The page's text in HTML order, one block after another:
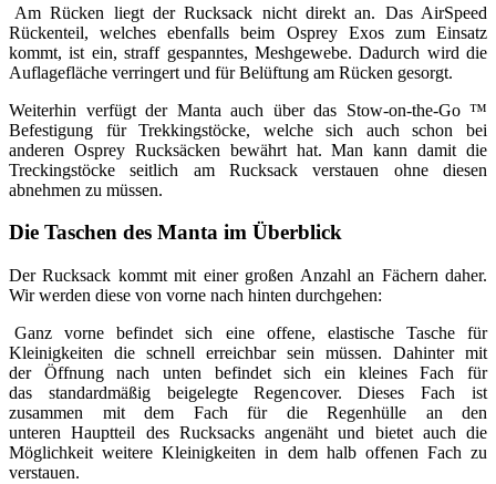
Am Rücken liegt der Rucksack nicht direkt an. Das AirSpeed
Rückenteil, welches ebenfalls beim Osprey Exos zum Einsatz
kommt, ist ein, straff gespanntes, Meshgewebe. Dadurch wird die
Auflagefläche verringert und für Belüftung am Rücken gesorgt.
Weiterhin verfügt der Manta auch über das Stow-on-the-Go ™
Befestigung für Trekkingstöcke, welche sich auch schon bei
anderen Osprey Rucksäcken bewährt hat. Man kann damit die
Treckingstöcke seitlich am Rucksack verstauen ohne diesen
abnehmen zu müssen.
Die Taschen des Manta im Überblick
Der Rucksack kommt mit einer großen Anzahl an Fächern daher.
Wir werden diese von vorne nach hinten durchgehen:
Ganz vorne befindet sich eine offene, elastische Tasche für
Kleinigkeiten die schnell erreichbar sein müssen. Dahinter mit
der Öffnung nach unten befindet sich ein kleines Fach für
das standardmäßig beigelegte Regencover. Dieses Fach ist
zusammen mit dem Fach für die Regenhülle an den
unteren Hauptteil des Rucksacks angenäht und bietet auch die
Möglichkeit weitere Kleinigkeiten in dem halb offenen Fach zu
verstauen.